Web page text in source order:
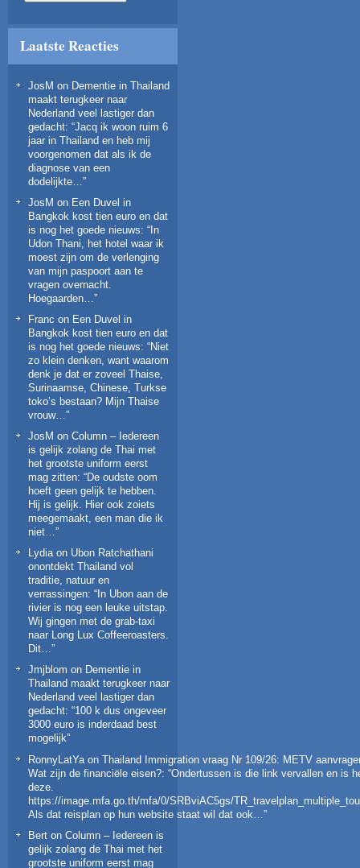
Laatste Reacties
JosM on Dementie in Thailand
maakt terugkeer naar
Nederland veel lastiger dan
gedacht: “Jacq ik woon ruim 6
jaar in Thailand en heb mij
voorgenomen dat als ik de
diagnose van een
dodelijkte…”
JosM on Een Duvel in
Bangkok kost tien euro en dat
is nog het goede nieuws: “ In
Udon Thani, het hotel waar ik
moest zijn om de verlenging
van mijn paspoort aan te
vragen overnacht.
Hoegaarden…”
Franc on Een Duvel in
Bangkok kost tien euro en dat
is nog het goede nieuws: “Niet
zo klein denken, want waarom
denk je dat er zoveel Thaise,
Surinaamse, Chinese, Turkse
toko’s bestaan? Mijn Thaise
vrouw…”
JosM on Column – Iedereen
is gelijk zolang de Thai met
het grootste uniform eerst
mag zitten: “De oudste oom
hoeft geen gelijk te hebben.
Hij is gelijk. Hier ook zoiets
meegemaakt, een man die ik
niet…”
Lydiaon Ubon Ratchathani
onontdekt Thailand vol
traditie, natuur en
verrassingen: “ In Ubon aan de
rivier is nog een leuke uitstap.
Wij gingen met de grab-taxi
naar Long Lux Coffeeroasters.
Dit…”
Jmjblom on Dementie in
Thailand maakt terugkeer naar
Nederland veel lastiger dan
gedacht: “100 k dus ongeveer
3000 euro is inderdaad best
mogelijk”
RonnyLatYa on Thailand Immigration vraag Nr 109/26: METV
Wat zijn de financiële eisen?: “Ondertussen is die link vervallen en is
deze.
https://image.mfa.go.th/mfa/0/SRBviAC5gs/
Als dat reisplan op hun website staat wil dat ook… ”
Bert on Column – Iedereen is
gelijk zolang de Thai met het
grootste uniform eerst mag